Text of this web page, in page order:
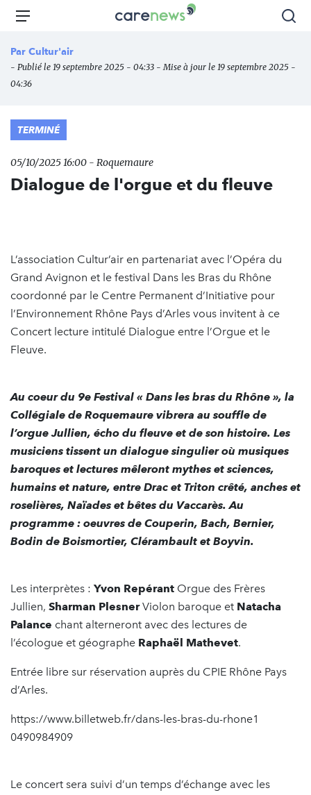
Aller
principal
Carenews,
des
Menu
Par Cultur'air
- Publié le 19 septembre 2025 - 04:33 - Mise à jour le 19 septembre 2025 -
04:36
TERMINÉ
05/10/2025 16:00 - Roquemaure
Dialogue de l'orgue et du fleuve
L’association Cultur’air en partenariat avec l’Opéra du
Grand Avignon et le festival Dans les Bras du Rhône
coordonné par le Centre Permanent d’Initiative pour
l’Environnement Rhône Pays d’Arles vous invitent à ce
Concert lecture intitulé Dialogue entre l’Orgue et le
Fleuve.
Au coeur du 9e Festival « Dans les bras du Rhône », la
Collégiale de Roquemaure vibrera au souffle de
l’orgue Jullien, écho du fleuve et de son histoire. Les
musiciens tissent un dialogue singulier où musiques
baroques et lectures mêleront mythes et sciences,
humains et nature, entre Drac et Triton crêté, anches et
roselières, Naïades et bêtes du Vaccarès. Au
programme : oeuvres de Couperin, Bach, Bernier,
Bodin de Boismortier, Clérambault et Boyvin.
Les interprètes : Yvon Repérant Orgue des Frères
Jullien, Sharman PlesnerViolon baroque et Natacha
Palance chant alterneront avec des lectures de
l’écologue et géographe Raphaël Mathevet.
Entrée libre sur réservation auprès du CPIE Rhône Pays
d’Arles.
https://www.billetweb.fr/dans-les-bras-du-rhone1
0490984909
Le concert sera suivi d’un temps d’échange avec les